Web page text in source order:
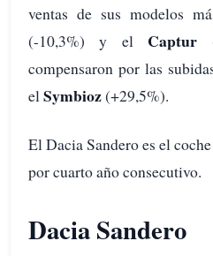
ventas de sus modelos
(-10,3%) y el Captur
compensaron por las
el Symbioz(+29,5%).
El Dacia Sandero es el
por cuarto año consecutivo.
Dacia Sandero